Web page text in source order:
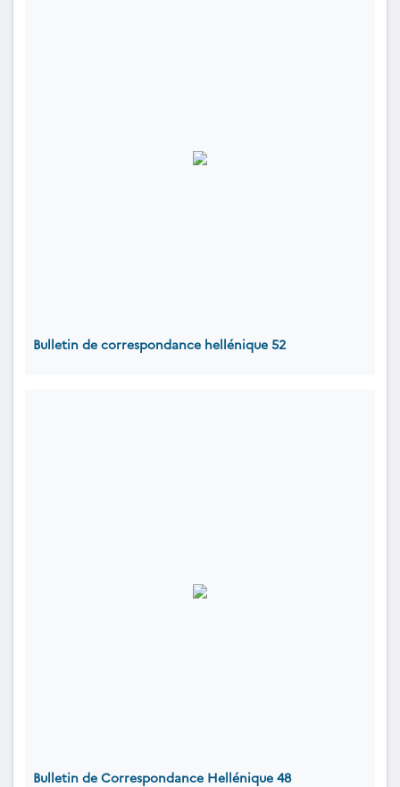
Bulletin de correspondance hellénique 52
Bulletin de Correspondance Hellénique 48